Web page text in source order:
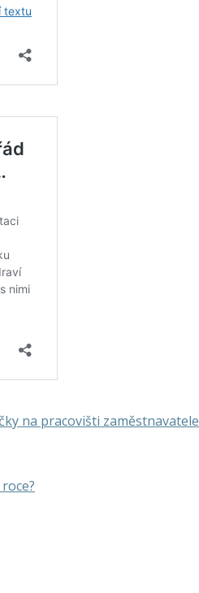
na pracovišti zaměstnavatele